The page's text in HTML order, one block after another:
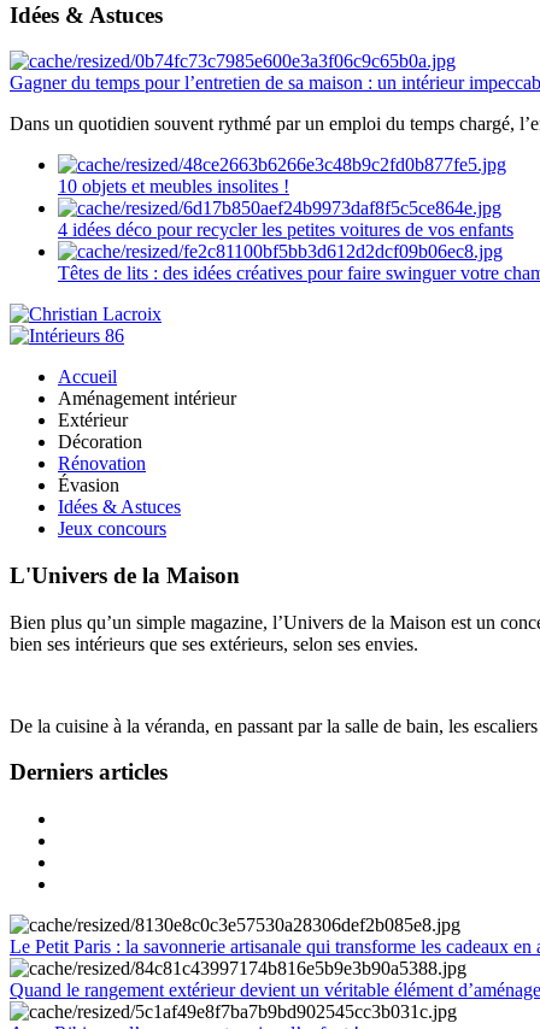
Idées & Astuces
Gagner du temps pour l’entretien de sa maison : un intérieur
Dans un quotidien souvent rythmé par un emploi du temps chargé,
10 objets et meubles insolites !
4 idées déco pour recycler les petites voitures de vos enfants
Têtes de lits : des idées créatives pour faire swinguer votre
Accueil
Aménagement intérieur
Extérieur
Décoration
Rénovation
Évasion
Idées & Astuces
Jeux concours
L'Univers de la Maison
Bien plus qu’un simple magazine, l’Univers de la Maison est un
bien ses intérieurs que ses extérieurs, selon ses envies.
De la cuisine à la véranda, en passant par la salle de bain, les
Derniers articles
Le Petit Paris : la savonnerie artisanale qui transforme les cadeaux en
Quand le rangement extérieur devient un véritable élément